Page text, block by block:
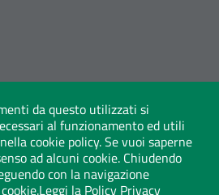
da questo utilizzati si
al funzionamento ed utili
cookie policy. Se vuoi saperne
ad alcuni cookie. Chiudendo
con la navigazione
Leggi la Policy Privacy